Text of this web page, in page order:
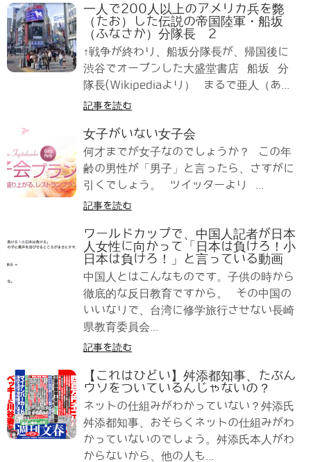
一人で200人以上のアメリカ兵を斃
（たお）した伝説の帝国陸軍・船坂
（ふなさか）分隊長 2
↑戦争が終わり、船坂分隊長が、帰国後に
渋谷でオープンした大盛堂書店 船坂 分
隊長(Wikipediaより） まるで亜人（あ...
記事を読む
女子がいない女子会
何才までが女子なのでしょうか？ この年
齢の男性が「男子」と言ったら、さすがに
引くでしょう。 ツイッターより ...
記事を読む
ワールドカップで、中国人記者が日本
人女性に向かって「日本は負けろ！小
日本は負けろ！」と言っている動画
中国人とはこんなものです。子供の時から
徹底的な反日教育ですから。 その中国の
いいなりで、台湾に修学旅行させない長崎
県教育委員会...
記事を読む
【これはひどい】舛添都知事、たぶん
ウソをついているんじゃないの？
ネットの仕組みがわかっていない？舛添氏
舛添都知事、おそらくネットの仕組みがわ
かっていないのでしょう。舛添氏本人がわ
からないから、他の人も...